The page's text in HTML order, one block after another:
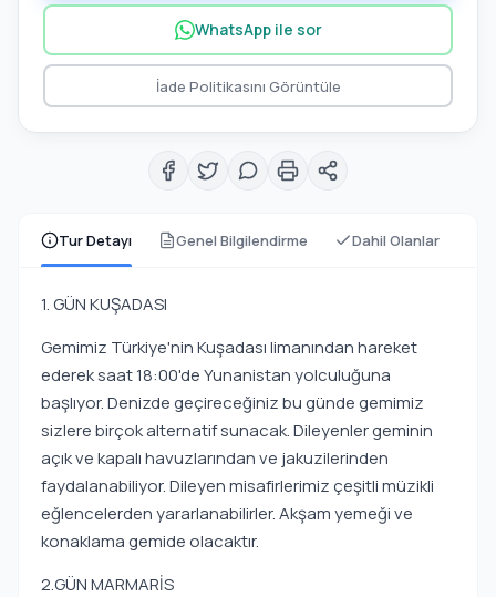
Tur Detayı Genel Bilgilendirme Dahil Olanlar
1. GÜN KUŞADASI
Gemimiz Türkiye'nin Kuşadası limanından hareket
ederek saat 18:00'de Yunanistan yolculuğuna
başlıyor. Denizde geçireceğiniz bu günde gemimiz
sizlere birçok alternatif sunacak. Dileyenler geminin
açık ve kapalı havuzlarından ve jakuzilerinden
faydalanabiliyor. Dileyen misafirlerimiz çeşitli müzikli
eğlencelerden yararlanabilirler. Akşam yemeği ve
konaklama gemide olacaktır.
2.GÜN MARMARİS
WhatsApp ile sor
İade Politikasını Görüntüle